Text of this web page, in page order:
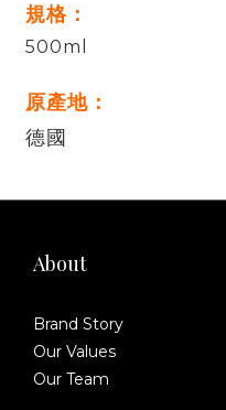
規格：
500ml
原產地：
德國
About
Brand Story
Our Values
Our Team